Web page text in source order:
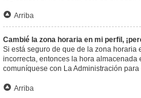
Arriba
Cambié la zona horaria en mi perfil,
Si está seguro de que de la zona horaria
incorrecta, entonces la hora almacenada
comuníquese con La Administración
Arriba